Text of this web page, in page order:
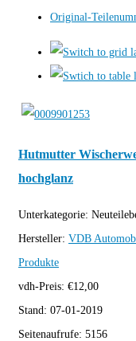
Original-
Hutmutter
hochglanz
Unterkategorie:
Hersteller: VDB
Produkte
vdh-Preis: €12,00
Stand: 07-01-2019
Seitenaufrufe: 5156